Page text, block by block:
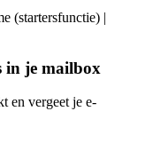
(startersfunctie) |
in je mailbox
en vergeet je e-